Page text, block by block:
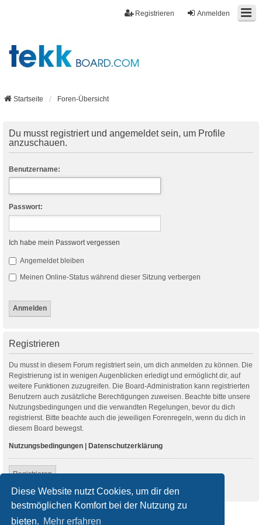
Diese Website nutzt Cookies, um dir den
bestmöglichen Komfort bei der Nutzung zu
bieten. Mehr erfahren
Anmelden
Registrieren
Startseite Foren-Übersicht
Du musst registriert und angemeldet sein, um Profile
anzuschauen.
Benutzername:
Passwort:
Ich habe mein Passwort vergessen
Angemeldet bleiben
Meinen Online-Status während dieser Sitzung verbergen
Registrieren
Du musst in diesem Forum registriert sein, um dich anmelden zu können. Die
Registrierung ist in wenigen Augenblicken erledigt und ermöglicht dir, auf
weitere Funktionen zuzugreifen. Die Board-Administration kann registrierten
Benutzern auch zusätzliche Berechtigungen zuweisen. Beachte bitte unsere
Nutzungsbedingungen und die verwandten Regelungen, bevor du dich
registrierst. Bitte beachte auch die jeweiligen Forenregeln, wenn du dich in
diesem Board bewegst.
Nutzungsbedingungen | Datenschutzerklärung
Registrieren
Startseite Foren-Übersicht